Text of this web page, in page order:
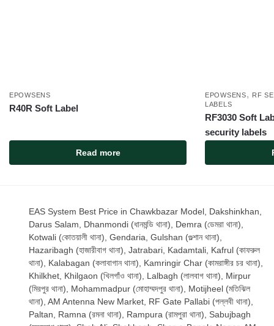
EPOWSENS
R40R Soft Label
Read more
EPOWSENS, RF
LABELS
RF3030 Soft
security labels
EAS System Best Price in Chawkbazar Model, Dakshinkhan,
Darus Salam, Dhanmondi (ধানমন্ডি থানা), Demra (ডেমরা থানা),
Kotwali (কোতয়ালী থানা), Gendaria, Gulshan (গুল্শান থানা),
Hazaribagh (হাজারীবাগ থানা), Jatrabari, Kadamtali, Kafrul (কাফরুল
থানা), Kalabagan (কলাবাগান থানা), Kamringir Char (কামরাঙ্গীর চর থানা),
Khilkhet, Khilgaon (খিলগাঁও থানা), Lalbagh (লালবাগ থানা), Mirpur
(মিরপুর থানা), Mohammadpur (মোহাম্মদপুর থানা), Motijheel (মতিঝিল
থানা), AM Antenna New Market, RF Gate Pallabi (পল্লবী থানা),
Paltan, Ramna (রমনা থানা), Rampura (রামপুরা থানা), Sabujbagh